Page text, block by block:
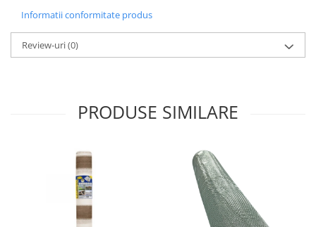
Informatii conformitate produs
Review-uri(0)
PRODUSE SIMILARE